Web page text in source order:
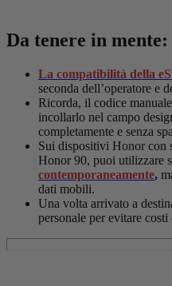
Da tenere in mente:
La compatibilità della
seconda dell’operatore e
Ricorda, il codice
incollarlo nel campo
completamente e senza
Sui dispositivi Honor con
Honor 90, puoi utilizzare
contemporaneamente,
dati mobili.
Una volta arrivato a
personale per evitare